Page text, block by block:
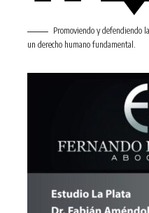
Promoviendo y defendiendo
un derecho humano fundamental.